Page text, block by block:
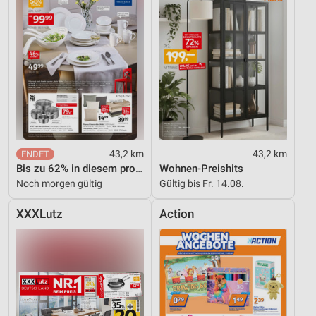
43,2 km
Bis zu 62% in diesem prospekt
Noch morgen gültig
43,2 km
Wohnen-Preishits
Gültig bis Fr. 14.08.
XXXLutz Action
Nicht-IAB-Verarbeitungszwecke:
Notwendig
Performance
Funktional
Werbung